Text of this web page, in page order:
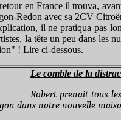
en France il trouva,
Redon avec sa 2CV
il ne pratiqua pas
la tête un peu dans les
! Lire ci-dessous.
Le comble de la
Robert prenait tous
dans notre nouvelle